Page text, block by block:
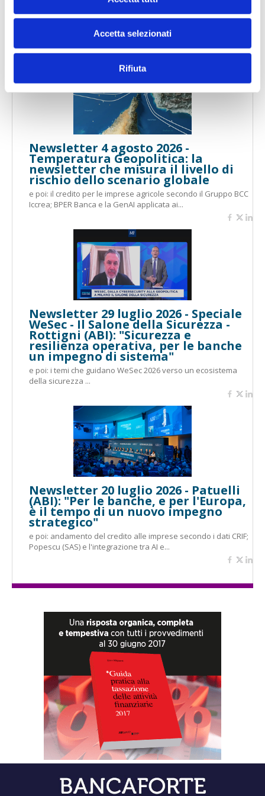
Accetta selezionati
Rifiuta
convinzione: la sicurezza si fa
insieme"
e poi: il programma delle sessioni e dei workshop dell'evento
Newsletter 4 agosto 2026 -
Temperatura Geopolitica: la
newsletter che misura il livello di
rischio dello scenario globale
e poi: il credito per le imprese agricole secondo il Gruppo BCC
Iccrea; BPER Banca e la GenAI applicata ai...
Newsletter 29 luglio 2026 - Speciale
WeSec - Il Salone della Sicurezza -
Rottigni (ABI): "Sicurezza e
resilienza operativa, per le banche
un impegno di sistema"
e poi: i temi che guidano WeSec 2026 verso un ecosistema
della sicurezza ...
Newsletter 20 luglio 2026 - Patuelli
(ABI): "Per le banche, e per l'Europa,
è il tempo di un nuovo impegno
strategico"
e poi: andamento del credito alle imprese secondo i dati CRIF;
Popescu (SAS) e l'integrazione tra AI e...